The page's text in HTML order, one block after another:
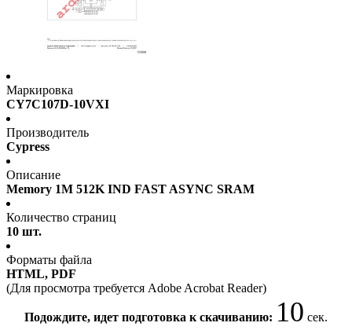
Маркировка
CY7C107D-10VXI
Производитель
Cypress
Описание
Memory 1M 512K IND FAST ASYNC SRAM
Количество страниц
10 шт.
Форматы файла
HTML, PDF
(Для просмотра требуется Adobe Acrobat Reader)
Подождите, идет подготовка к скачиванию: 10 сек.